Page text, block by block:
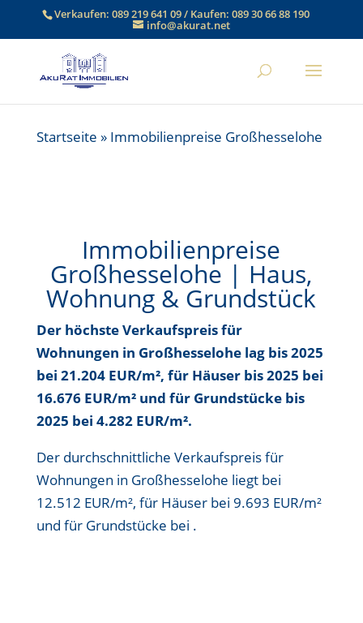
Verkaufen:089 219 641 09/ Kaufen:089 30 66 88 190
info@akurat.net
Startseite » Immobilienpreise Großhesselohe
Immobilienpreise
Großhesselohe | Haus,
Wohnung & Grundstück
Der höchste Verkaufspreis für
Wohnungen in Großhesselohe lag bis2025
bei 21.204 EUR/m², für Häuser bis2025 bei
16.676 EUR/m²und für Grundstücke bis
2025 bei 4.282 EUR/m².
Der durchschnittliche Verkaufspreis für
Wohnungen in Großhesselohe liegt bei
12.512 EUR/m², für Häuser bei 9.693 EUR/m²
und für Grundstücke bei .